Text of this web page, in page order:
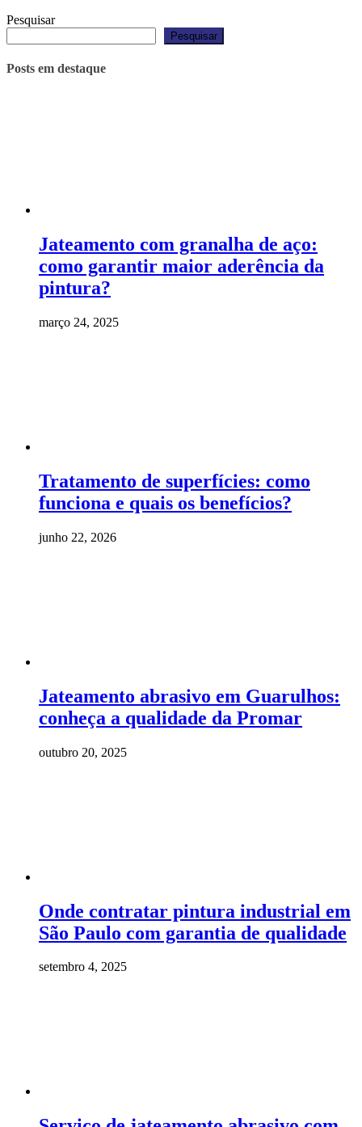
Pesquisar
Pesquisar
Posts em destaque
Jateamento com granalha de aço:
como garantir maior aderência da
pintura?
março 24, 2025
Tratamento de superfícies: como
funciona e quais os benefícios?
junho 22, 2026
Jateamento abrasivo em Guarulhos:
conheça a qualidade da Promar
outubro 20, 2025
Onde contratar pintura industrial em
São Paulo com garantia de qualidade
setembro 4, 2025